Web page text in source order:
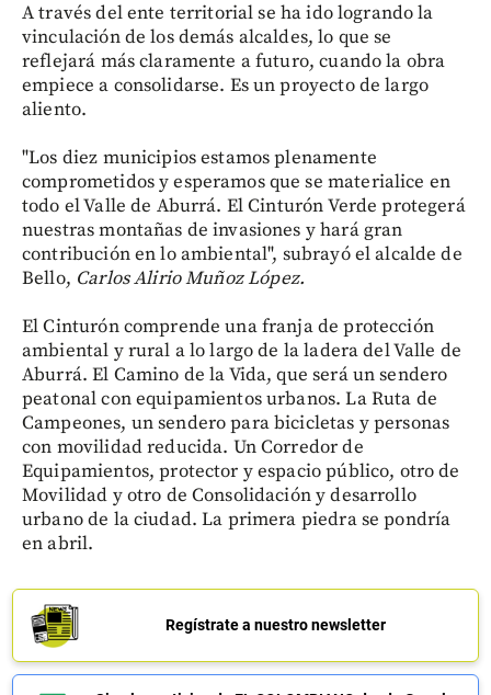
A través del ente territorial se ha ido logrando la
vinculación de los demás alcaldes, lo que se
reflejará más claramente a futuro, cuando la obra
empiece a consolidarse. Es un proyecto de largo
aliento.
"Los diez municipios estamos plenamente
comprometidos y esperamos que se materialice en
todo el Valle de Aburrá. El Cinturón Verde protegerá
nuestras montañas de invasiones y hará gran
contribución en lo ambiental", subrayó el alcalde de
Bello, Carlos Alirio Muñoz López.
El Cinturón comprende una franja de protección
ambiental y rural a lo largo de la ladera del Valle de
Aburrá. El Camino de la Vida, que será un sendero
peatonal con equipamientos urbanos. La Ruta de
Campeones, un sendero para bicicletas y personas
con movilidad reducida. Un Corredor de
Equipamientos, protector y espacio público, otro de
Movilidad y otro de Consolidación y desarrollo
urbano de la ciudad. La primera piedra se pondría
en abril.
Regístrate a nuestro newsletter